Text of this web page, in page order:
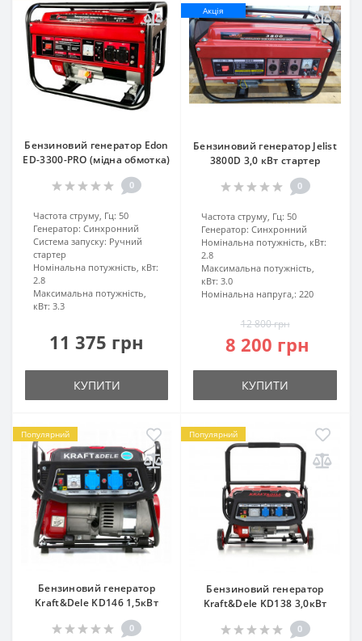
Бензиновий генератор Edon
ED-3300-PRO (мідна обмотка)
0
Частота струму, Гц: 50
Генератор: Синхронний
Система запуску: Ручний
стартер
Номінальна потужність, кВт:
2.8
Максимальна потужність,
кВт: 3.3
11 375 грн
КУПИТИ
Акція
Бензиновий генератор Jelist
3800D 3,0 кВт стартер
0
Частота струму, Гц: 50
Генератор: Синхронний
Номінальна потужність, кВт:
2.8
Максимальна потужність,
кВт: 3.0
Номінальна напруга,: 220
12 800 грн
8 200 грн
КУПИТИ
Популярний
Бензиновий генератор
Kraft&Dele KD146 1,5кВт
0
Популярний
Бензиновий генератор
Kraft&Dele KD138 3,0кВт
0